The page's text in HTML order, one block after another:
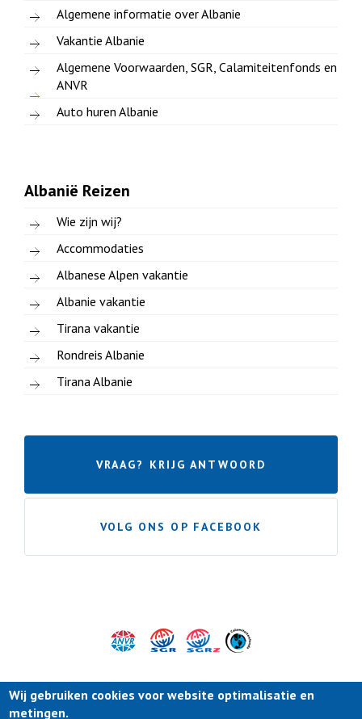
Algemene informatie over Albanie
Vakantie Albanie
Algemene Voorwaarden, SGR, Calamiteitenfonds en
ANVR
Auto huren Albanie
Albanië Reizen
Wie zijn wij?
Accommodaties
Albanese Alpen vakantie
Albanie vakantie
Tirana vakantie
Rondreis Albanie
Tirana Albanie
VRAAG? KRIJG ANTWOORD
VOLG ONS OP FACEBOOK
Wij gebruiken cookies voor website optimalisatie en
metingen.